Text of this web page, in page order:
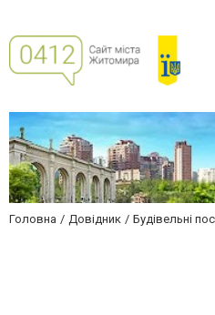
Головна Довідник Будівельні